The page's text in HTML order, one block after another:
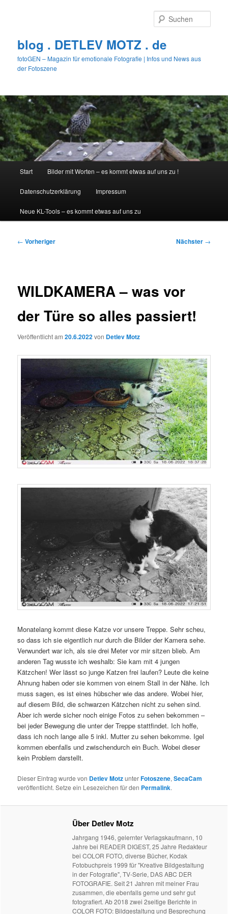
blog . DETLEV MOTZ . de
fotoGEN – Magazin für emotionale Fotografie | Infos und News aus
der Fotoszene
Start Bilder mit Worten – es kommt etwas auf uns zu !
Datenschutzerklärung Impressum
Neue KL-Tools – es kommt etwas auf uns zu
Beitragsnavigation
← Vorheriger Nächster →
WILDKAMERA – was vor
der Türe so alles passiert!
Veröffentlicht am20.6.2022von Detlev Motz
Monatelang kommt diese Katze vor unsere Treppe. Sehr scheu,
so dass ich sie eigentlich nur durch die Bilder der Kamera sehe.
Verwundert war ich, als sie drei Meter vor mir sitzen blieb. Am
anderen Tag wusste ich weshalb: Sie kam mit 4 jungen
Kätzchen! Wer lässt so junge Katzen frei laufen? Leute die keine
Ahnung haben oder sie kommen von einem Stall in der Nähe. Ich
muss sagen, es ist eines hübscher wie das andere. Wobei hier,
auf diesem Bild, die schwarzen Kätzchen nicht zu sehen sind.
Aber ich werde sicher noch einige Fotos zu sehen bekommen –
bei jeder Bewegung die unter der Treppe stattfindet. Ich hoffe,
dass ich noch lange alle 5 inkl. Mutter zu sehen bekomme. Igel
kommen ebenfalls und zwischendurch ein Buch. Wobei dieser
kein Problem darstellt.
Dieser Eintrag wurde von Detlev MotzunterFotoszene,SecaCam
veröffentlicht. Setze ein Lesezeichen für den Permalink.
Über Detlev Motz
Jahrgang 1946, gelernter Verlagskaufmann, 10
Jahre bei READER DIGEST, 25 Jahre Redakteur
bei COLOR FOTO, diverse Bücher, Kodak
Fotobuchpreis 1999 für "Kreative Bildgestaltung
in der Fotografie", TV-Serie, DAS ABC DER
FOTOGRAFIE. Seit 21 Jahren mit meiner Frau
zusammen, die ebenfalls gerne und sehr gut
fotografiert. Ab 2018 zwei 2seitige Berichte in
COLOR FOTO: Bildgestaltung und Besprechung